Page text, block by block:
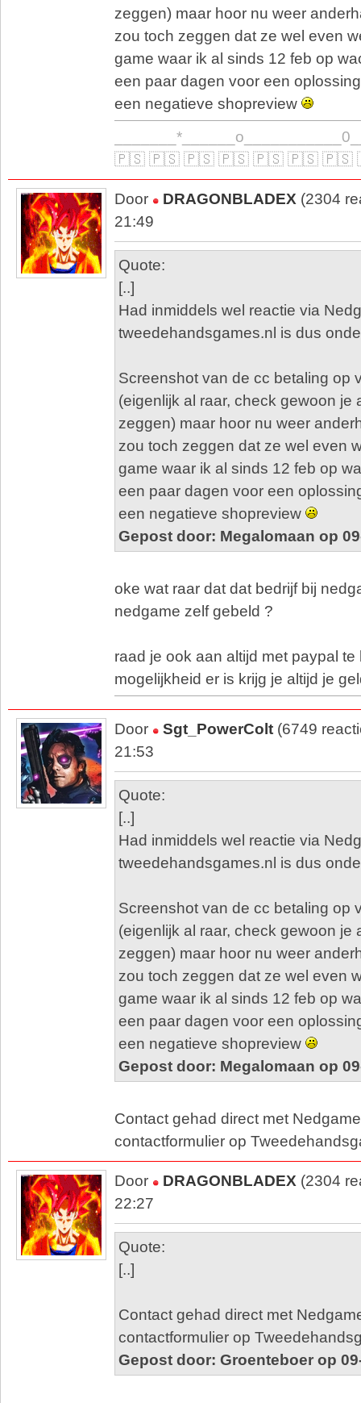
zeggen) maar hoor nu weer
zou toch zeggen dat ze wel even
game waar ik al sinds 12 feb op
een paar dagen voor een
een negatieve shopreview
🇵🇸 🇵🇸 🇵🇸 🇵🇸 🇵🇸 🇵🇸 🇵🇸
Door DRAGONBLADEX (2304
21:49
Quote:
[..]
Had inmiddels wel reactie via
tweedehandsgames.nl is dus
Screenshot van de cc betaling op
(eigenlijk al raar, check gewoon je
zeggen) maar hoor nu weer
zou toch zeggen dat ze wel even
game waar ik al sinds 12 feb op
een paar dagen voor een
een negatieve shopreview
Gepost door: Megalomaan op
oke wat raar dat dat bedrijf bij
nedgame zelf gebeld ?
raad je ook aan altijd met paypal
mogelijkheid er is krijg je altijd je
Door Sgt_PowerColt (6749
21:53
Quote:
[..]
Had inmiddels wel reactie via
tweedehandsgames.nl is dus
Screenshot van de cc betaling op
(eigenlijk al raar, check gewoon je
zeggen) maar hoor nu weer
zou toch zeggen dat ze wel even
game waar ik al sinds 12 feb op
een paar dagen voor een
een negatieve shopreview
Gepost door: Megalomaan op
Contact gehad direct met
contactformulier op
Door DRAGONBLADEX (2304
22:27
Quote:
[..]
Contact gehad direct met
contactformulier op
Gepost door: Groenteboer op